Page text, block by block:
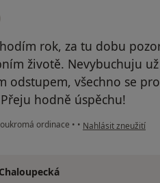
rok, za tu dobu
životě. Nevybuchuju
odstupem, všechno se
hodně úspěchu!
ordinace • • podle názoru
Nahlásit zneužití